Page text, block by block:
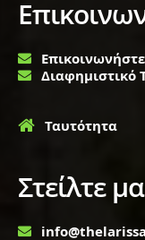
Ταυτότητα
Στείλτε